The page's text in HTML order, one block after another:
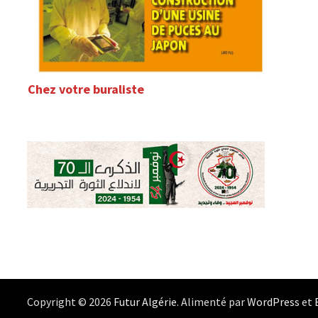
Chez votre buraliste
Copyright © 2026 Futur Algérie. Alimenté parWordPress et